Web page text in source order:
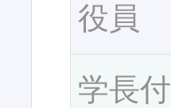
役員
学長付